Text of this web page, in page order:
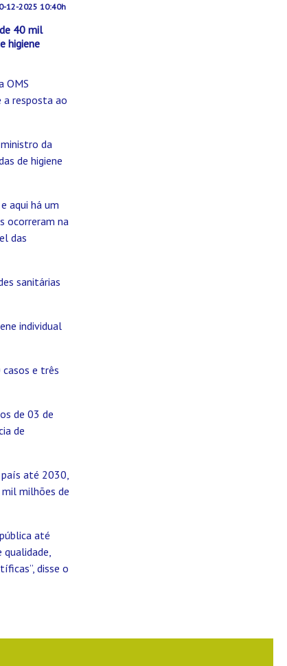
12-2025 10:40h
40 mil
higiene
OMS
a resposta ao
da
de higiene
aqui há um
ocorreram na
das
sanitárias
individual
e três
de 03 de
de
até 2030,
milhões de
até
disse o